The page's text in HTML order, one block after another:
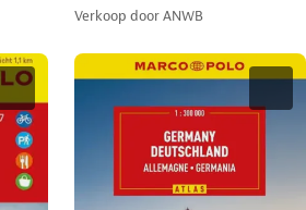
Verkoop doorANWB